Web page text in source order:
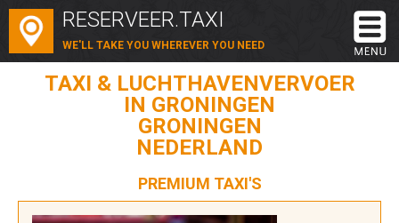
RESERVEER.TAXI
WE'LL TAKE YOU WHEREVER YOU NEED
TAXI & LUCHTHAVENVERVOER
IN GRONINGEN
GRONINGEN
NEDERLAND
PREMIUM TAXI'S